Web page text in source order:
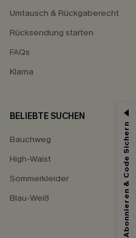
Umtausch & Rückgaberecht
Rücksendung starten
FAQs
Klarna
BELIEBTE SUCHEN
Bauchweg
High-Waist
Sommerkleider
Blau-Weiß
Abonnieren & Code Sichern